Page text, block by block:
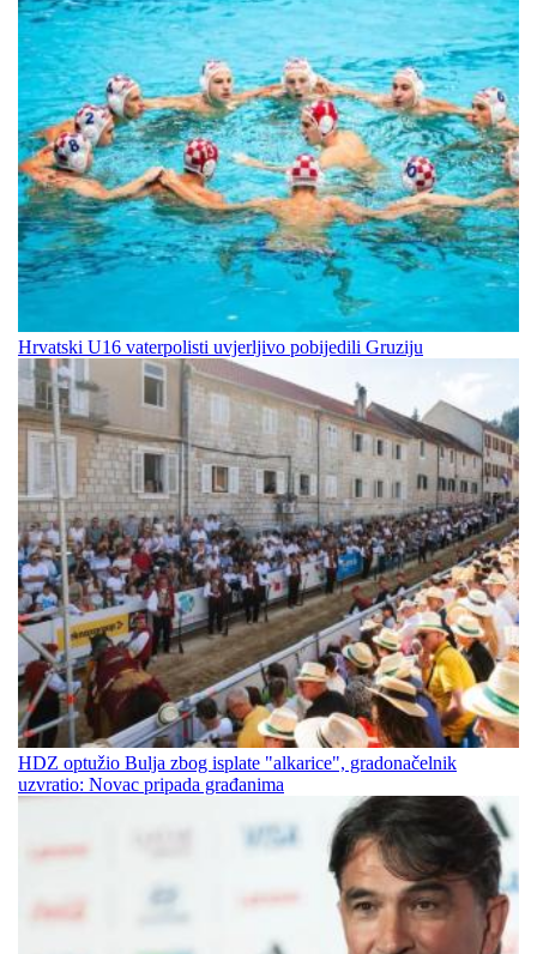
Hrvatski U16 vaterpolisti uvjerljivo pobijedili Gruziju
HDZ optužio Bulja zbog isplate "alkarice", gradonačelnik
uzvratio: Novac pripada građanima